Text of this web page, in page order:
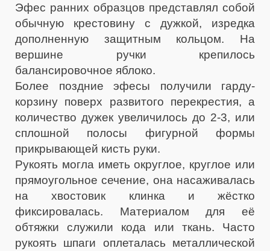
Эфес ранних образцов представлял собой
обычную крестовину с дужкой, изредка
дополненную защитным кольцом. На
вершине ручки крепилось
балансировочное яблоко.
Более поздние эфесы получили гарду-
корзину поверх развитого перекрестия, а
количество дужек увеличилось до 2-3, или
сплошной полосы фигурной формы
прикрывающей кисть руки.
Рукоять могла иметь округлое, круглое или
прямоугольное сечение, она насаживалась
на хвостовик клинка и жёстко
фиксировалась. Материалом для её
обтяжки служили кода или ткань. Часто
рукоять шпаги оплеталась металлической